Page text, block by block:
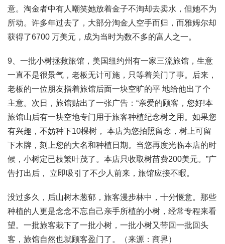
意。淘金者中有人嘲笑她放着金子不淘却去卖水，但她不为
所动。许多年过去了，大部分淘金人空手而归，而雅姆尔却
获得了6700 万美元，成为当时为数不多的富人之一。
9、一批小树拯救旅馆，美国纽约州有一家三流旅馆，生意
一直不是很景气，老板无计可施，只等着关门了事。后来，
老板的一位朋友指着旅馆后面一块空旷的平 地给他出了个
主意。次日，旅馆贴出了一张广告：“亲爱的顾客，您好!本
旅馆山后有一块空地专门用于旅客种植纪念树之用。如果您
有兴趣，不妨种下10棵树， 本店为您拍照留念，树上可留
下木牌，刻上您的大名和种植日期。当您再度光临本店的时
候，小树定已枝繁叶茂了。本店只收取树苗费200美元。”广
告打出后， 立即吸引了不少人前来，旅馆应接不暇。
没过多久，后山树木葱郁，旅客漫步林中，十分惬意。那些
种植的人更是念念不忘自己亲手所植的小树，经常专程来看
望。一批旅客栽下了一批小树，一批小树又带回一批回头
客，旅馆自然也就顾客盈门了。（来源：商界）